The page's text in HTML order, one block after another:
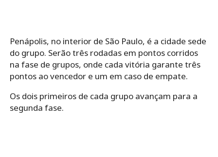
Penápolis, no interior de São Paulo, é a cidade sede
do grupo. Serão três rodadas em pontos corridos
na fase de grupos, onde cada vitória garante três
pontos ao vencedor e um em caso de empate.
Os dois primeiros de cada grupo avançam para a
segunda fase.